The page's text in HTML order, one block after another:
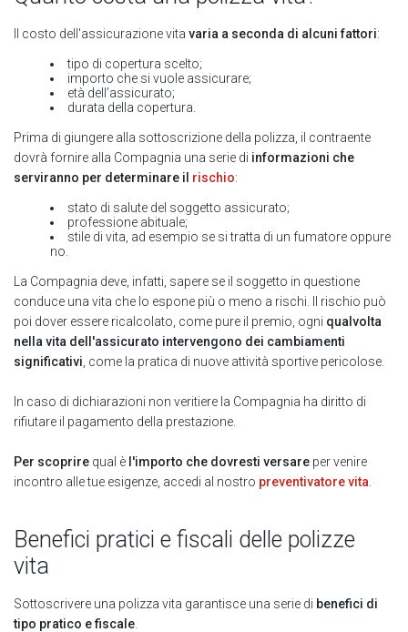
Il costo dell'assicurazione vita varia a seconda di alcuni fattori:
tipo di copertura scelto;
importo che si vuole assicurare;
età dell’assicurato;
durata della copertura.
Prima di giungere alla sottoscrizione della polizza, il contraente
dovrà fornire alla Compagnia una serie di informazioni che
serviranno per determinare il rischio:
stato di salute del soggetto assicurato;
professione abituale;
stile di vita, ad esempio se si tratta di un fumatore oppure
no.
La Compagnia deve, infatti, sapere se il soggetto in questione
conduce una vita che lo espone più o meno a rischi. Il rischio può
poi dover essere ricalcolato, come pure il premio, ogni qualvolta
nella vita dell'assicurato intervengono dei cambiamenti
significativi , come la pratica di nuove attività sportive pericolose.
In caso di dichiarazioni non veritiere la Compagnia ha diritto di
rifiutare il pagamento della prestazione.
Per scoprire qual è l'importo che dovresti versare per venire
incontro alle tue esigenze, accedi al nostro preventivatore vita
Benefici pratici e fiscali delle polizze
vita
Sottoscrivere una polizza vita garantisce una serie di benefici di
tipo pratico e fiscale